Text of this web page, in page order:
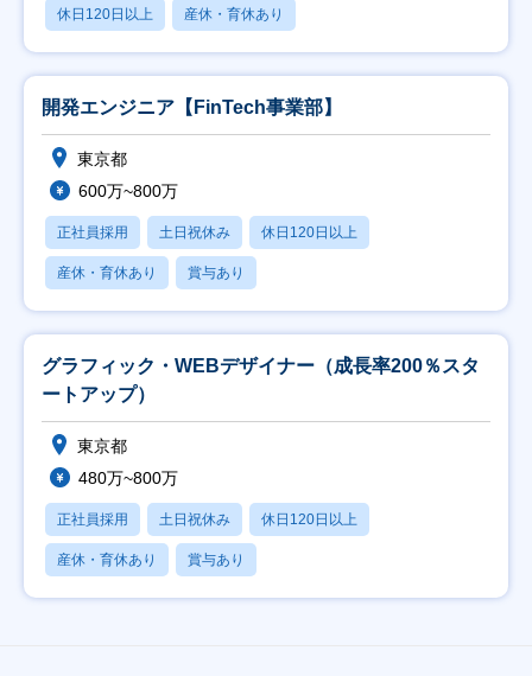
休日120日以上 産休・育休あり
開発エンジニア【FinTech事業部】
東京都
600万~800万
正社員採用 土日祝休み 休日120日以上
産休・育休あり 賞与あり
グラフィック・WEBデザイナー（成長率200％スタ
ートアップ）
東京都
480万~800万
正社員採用 土日祝休み 休日120日以上
産休・育休あり 賞与あり